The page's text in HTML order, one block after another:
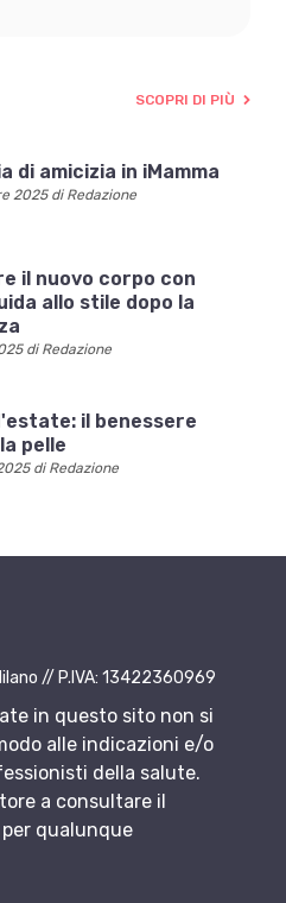
SCOPRI DI PIÙ
di amicizia in iMamma
2025 di Redazione
il nuovo corpo con
allo stile dopo la
di Redazione
il benessere
pelle
di Redazione
// P.IVA: 13422360969
in questo sito non si
alle indicazioni e/o
della salute.
a consultare il
qualunque